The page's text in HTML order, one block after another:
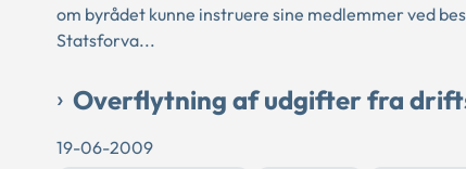
om byrådet kunne instruere sine medlemmer ved
Statsforva...
Overflytning af udgifter fra
19-06-2009